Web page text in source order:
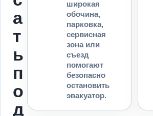
а
т
ь
п
о
д
широкая
обочина,
парковка,
сервисная
зона или
съезд
помогают
безопасно
остановить
эвакуатор.